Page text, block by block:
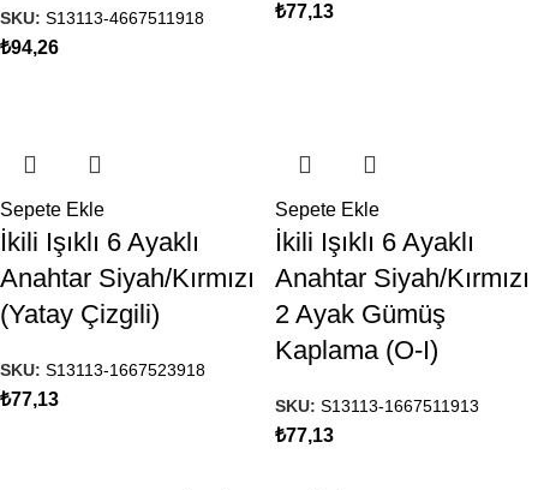
SKU: S13113-4667511918
₺94,26
₺77,13
Sepete Ekle
İkili Işıklı 6 Ayaklı
Anahtar Siyah/Kırmızı
(Yatay Çizgili)
SKU: S13113-1667523918
₺77,13
Sepete Ekle
İkili Işıklı 6 Ayaklı
Anahtar Siyah/Kırmızı
2 Ayak Gümüş
Kaplama (O-I)
SKU: S13113-1667511913
₺77,13